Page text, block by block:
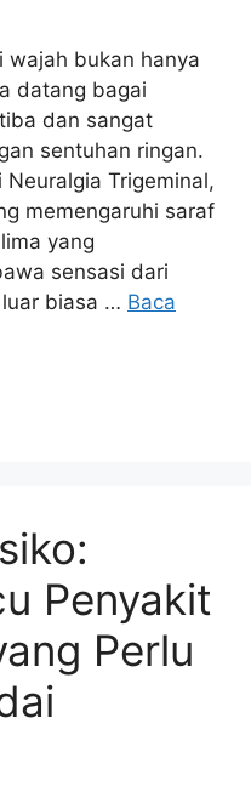
wajah bukan hanya
datang bagai
dan sangat
sentuhan ringan.
Trigeminal,
memengaruhi saraf
yang
sensasi dari
biasa … Baca
Penyakit
Perlu